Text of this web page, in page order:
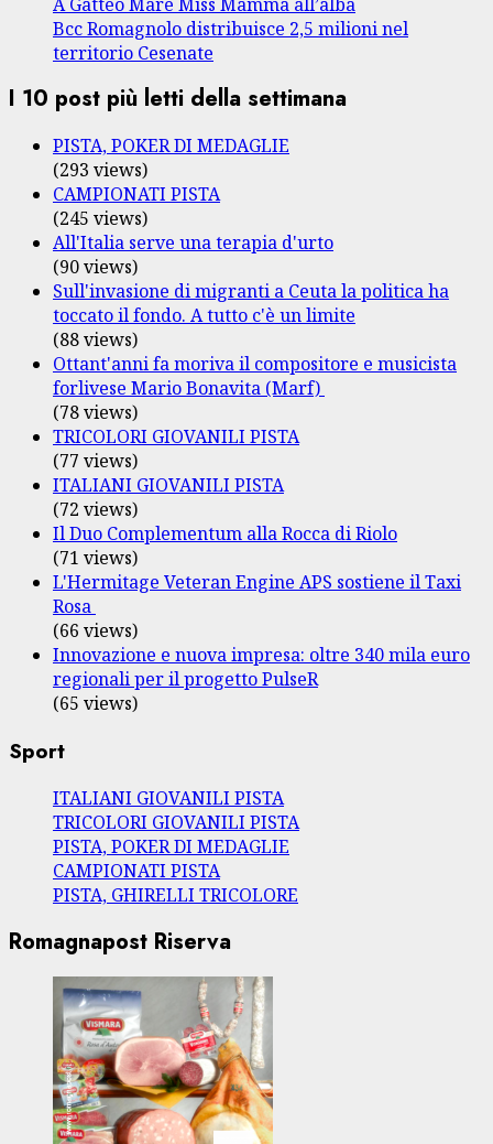
Bcc Romagnolo distribuisce 2,5 milioni nel
territorio Cesenate
I 10 post più letti della settimana
PISTA, POKER DI MEDAGLIE
(293 views)
CAMPIONATI PISTA
(245 views)
All'Italia serve una terapia d'urto
(90 views)
Sull'invasione di migranti a Ceuta la politica ha
toccato il fondo. A tutto c'è un limite
(88 views)
Ottant'anni fa moriva il compositore e musicista
forlivese Mario Bonavita (Marf)
(78 views)
TRICOLORI GIOVANILI PISTA
(77 views)
ITALIANI GIOVANILI PISTA
(72 views)
Il Duo Complementum alla Rocca di Riolo
(71 views)
L'Hermitage Veteran Engine APS sostiene il Taxi
Rosa
(66 views)
Innovazione e nuova impresa: oltre 340 mila euro
regionali per il progetto PulseR
(65 views)
Sport
ITALIANI GIOVANILI PISTA
TRICOLORI GIOVANILI PISTA
PISTA, POKER DI MEDAGLIE
CAMPIONATI PISTA
PISTA, GHIRELLI TRICOLORE
Romagnapost Riserva